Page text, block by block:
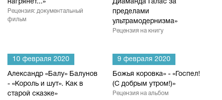
нагрянет...»
Рецензия: документальный
фильм
Диаманда Галас за
пределами
ультрамодернизма»
Рецензия на книгу
10 февраля 2020
Александр «Балу» Балунов
- «Король и шут». Как в
старой сказке»
9 февраля 2020
Божья коровка» - «Госпел!
(С добрым утром!)»
Рецензия на альбом